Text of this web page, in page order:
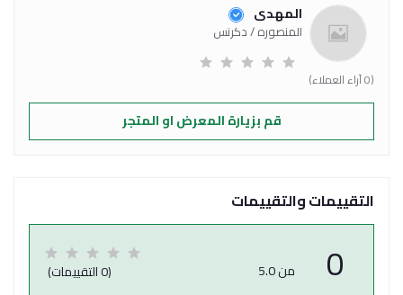
المهدى
المنصوره / دكرنس
(0 آراء العملاء)
قم بزيارة المعرض او المتجر
التقييمات والتقييمات
0 من 5.0 (0 التقييمات)